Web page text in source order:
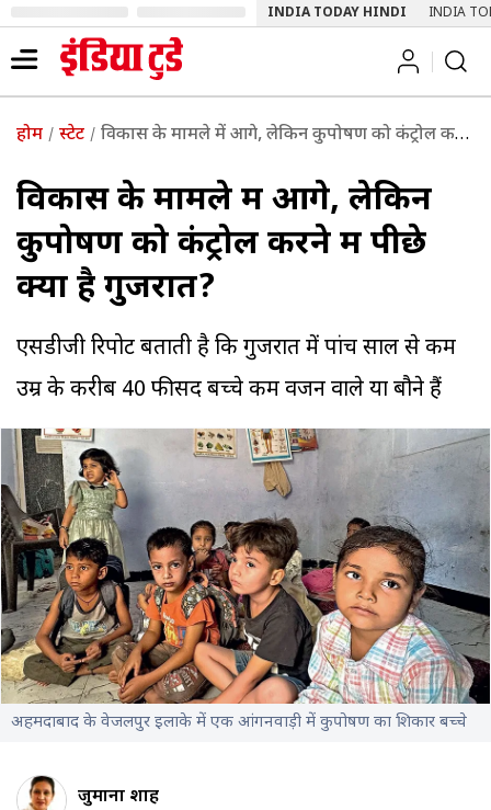
INDIA TODAY HINDI INDIA
होम स्टेट विकास के मामले में आगे, लेकिन कुपोषण को कंट्रोल करने में पीछे क्यों है गुजरात?
विकास के मामले में आगे, लेकिन
कुपोषण को कंट्रोल करने में पीछे
क्यों है गुजरात?
एसडीजी रिपोर्ट बताती है कि गुजरात में पांच साल से कम
उम्र के करीब 40 फीसद बच्चे कम वजन वाले या बौने हैं
अहमदाबाद के वेजलपुर इलाके में एक आंगनवाड़ी में कुपोषण का शिकार बच्चे
जुमाना शाह